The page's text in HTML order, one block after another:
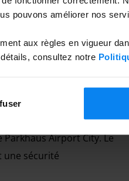
pouvons améliorer nos
aux règles en vigueur
consultez notre
Parkhaus Airport City. Le
une sécurité